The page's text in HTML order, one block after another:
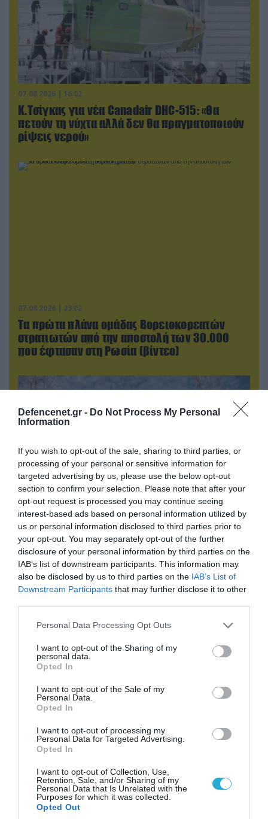
Defencenet.gr - Do Not Process My Personal
Information
If you wish to opt-out of the sale, sharing to third parties, or
processing of your personal or sensitive information for
targeted advertising by us, please use the below opt-out
section to confirm your selection. Please note that after your
opt-out request is processed you may continue seeing
interest-based ads based on personal information utilized by
us or personal information disclosed to third parties prior to
your opt-out. You may separately opt-out of the further
disclosure of your personal information by third parties on the
IAB’s list of downstream participants. This information may
also be disclosed by us to third parties on the IAB’s List of
Downstream Participants that may further disclose it to other
Please note that this website/app uses one or more Google
not limited to your visit or usage behaviour. You may click to
grant or deny consent to Google and its third-party tags to
use your data for below specified purposes in below Google
consent section.
Personal Data Processing Opt Outs
I want to opt-out of the Sharing of my
personal data.
Opted In
I want to opt-out of the Sale of my
Personal Data.
Opted In
I want to opt-out of processing my
Personal Data for Targeted Advertising.
Opted In
I want to opt-out of Collection, Use,
Retention, Sale, and/or Sharing of my
Personal Data that Is Unrelated with the
Purposes for which it was collected.
Opted Out
07.08.2026 | 16:02
Κ.Τσίγκας για νέα Canadair DHC-515: «Θα
πετούν τη νύχτα αλλά δεν θα πραγματοποιούν
ρίψεις νερού»
07.08.2026 | 23:02
Τα πρώτα πλάνα ομάδας Βορειοκορεατών
στρατιωτών από την αποστολή των 30.000
που έφτασαν στη Ρωσία (βίντεο)
07.08.2026 | 08:02
Οι ρωσικές δυνάμεις απέχουν μόλις 5 χλμ.
από Σλαβιάνσκ και Κραματόρσκ στο Ντονέτσκ
Ο Γιάννης Αλαφούζος «τέλειωσε» τον
Κωνσταντίνο Ζούλα από τον ΣΚΑΪ – Ο λόγος της
απομάκρυνσής του